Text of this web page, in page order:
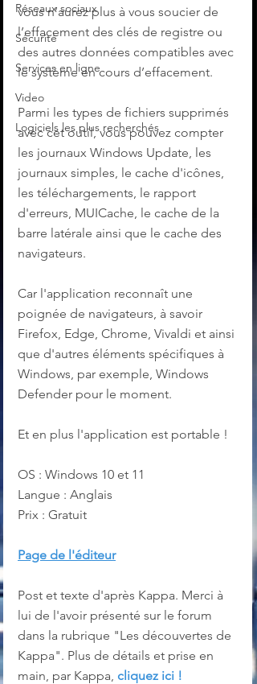
Réseaux sociaux
Sécurité
Services en ligne
Video
Logiciels les plus recherchés
vous n’aurez plus à vous soucier de
l’effacement des clés de registre ou
des autres données compatibles avec
le système en cours d’effacement.
Parmi les types de fichiers supprimés
avec cet outil, vous pouvez compter
les journaux Windows Update, les
journaux simples, le cache d'icônes,
les téléchargements, le rapport
d'erreurs, MUICache, le cache de la
barre latérale ainsi que le cache des
navigateurs.
Car l'application reconnaît une
poignée de navigateurs, à savoir
Firefox, Edge, Chrome, Vivaldi et ainsi
que d'autres éléments spécifiques à
Windows, par exemple, Windows
Defender pour le moment.
Et en plus l'application est portable !
OS : Windows 10 et 11
Langue : Anglais
Prix : Gratuit
Page de l'éditeur
Post et texte d'après Kappa. Merci à
lui de l'avoir présenté sur le forum
dans la rubrique "Les découvertes de
Kappa". Plus de détails et prise en
main, par Kappa, cliquez ici !